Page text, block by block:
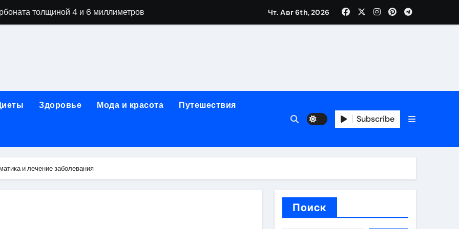
терапии при похмельном синдроме
клиника «МИРА» в Уфе
лицензией: проверка зрения и отзывы пациентов
цветов и букетов к праздничным датам
Чт. Авг 6th, 2026
Здоровье Мода и красота Путешествия
Subscribe
и лечение заболевания
Поиск